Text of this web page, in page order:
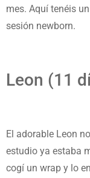
mes. Aquí tenéis
sesión newborn.
Leon (11
El adorable Leon
estudio ya estaba
cogí un wrap y lo